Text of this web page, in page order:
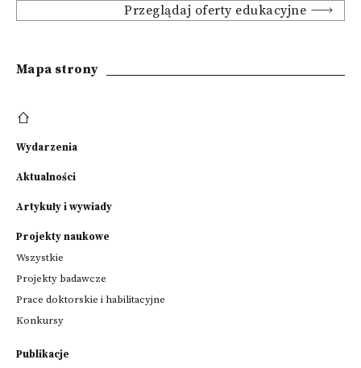
Przeglądaj oferty edukacyjne
Mapa strony
Wydarzenia
Aktualności
Artykuły i wywiady
Projekty naukowe
Wszystkie
Projekty badawcze
Prace doktorskie i habilitacyjne
Konkursy
Publikacje